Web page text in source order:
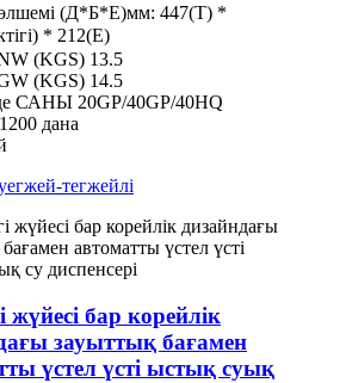
(Д*Б*Е)мм: 447(Т) *
* 212(Е)
(KGS) 13.5
(KGS) 14.5
САНЫ 20GP/40GP/40HQ
дана
егжей-тегжейлі
жүйесі бар корейлік
зауыттық бағамен
үстел үсті ыстық суық